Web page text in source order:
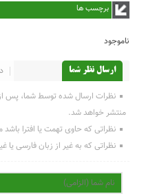
برچسب ها
ناموجود
ارسال نظر شما
نظرات ارسال شده توسط شما، پس
منتشر خواهد شد.
نظراتی که حاوی تهمت یا افترا
نظراتی که به غیر از زبان فارسی یا